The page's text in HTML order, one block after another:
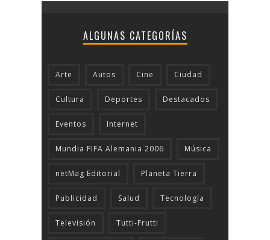
ALGUNAS CATEGORÍAS
Arte Autos Cine Ciudad
Cultura Deportes Destacados
Eventos Internet
Mundia FIFA Alemania 2006 Música
netMag Editorial Planeta Tierra
Publicidad Salud Tecnologí­a
Televisión Tutti-Frutti